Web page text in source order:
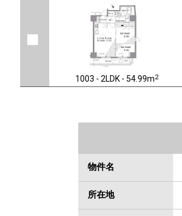
1003 - 2LDK - 54.99m2
物件名
所在地